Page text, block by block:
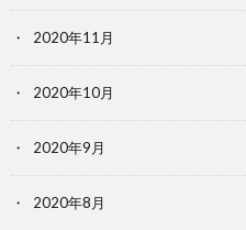
2020年11月
2020年10月
2020年9月
2020年8月